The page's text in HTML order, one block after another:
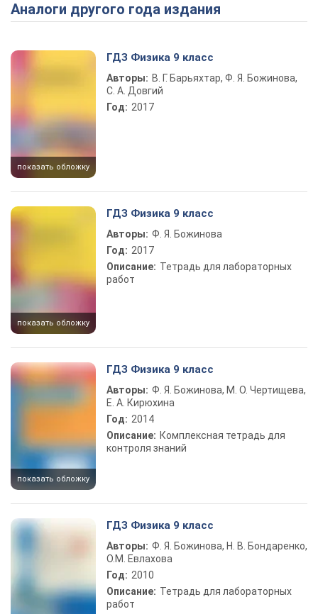
Play Video
Аналоги другого года издания
показать обложку
ГДЗ Физика 9 класс
Авторы: В. Г. Барьяхтар, Ф. Я. Божинова,
С. А. Довгий
Год: 2017
показать обложку
ГДЗ Физика 9 класс
Авторы: Ф. Я. Божинова
Год: 2017
Описание: Тетрадь для лабораторных
работ
показать обложку
ГДЗ Физика 9 класс
Авторы: Ф. Я. Божинова, М. О. Чертищева,
Е. А. Кирюхина
Год: 2014
Описание: Комплексная тетрадь для
контроля знаний
ГДЗ Физика 9 класс
Авторы: Ф. Я. Божинова, Н. В. Бондаренко,
О.М. Евлахова
Год: 2010
Описание: Тетрадь для лабораторных
работ